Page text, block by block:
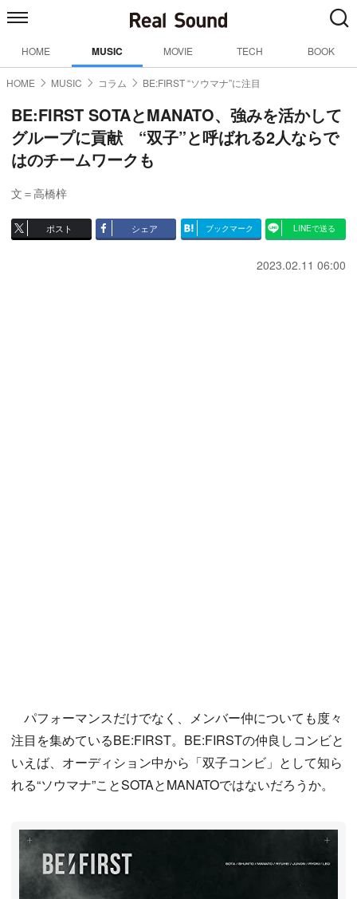
HOME MUSIC MOVIE TECH BOOK
HOME MUSIC コラム BE:FIRST “ソウマナ”に注目
BE:FIRST SOTAとMANATO、強みを活かして
グループに貢献 “双子”と呼ばれる2人ならで
はのチームワークも
文＝高橋梓
ポスト シェア ブックマーク LINEで送る
2023.02.11 06:00
パフォーマンスだけでなく、メンバー仲についても度々
注目を集めているBE:FIRST。BE:FIRSTの仲良しコンビと
いえば、オーディション中から「双子コンビ」として知ら
れる“ソウマナ”ことSOTAとMANATOではないだろうか。